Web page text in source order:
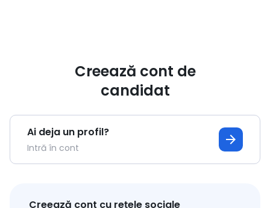
Creează cont de
candidat
Ai deja un profil?
Intră în cont
arrow_forward
Creează cont cu rețele sociale